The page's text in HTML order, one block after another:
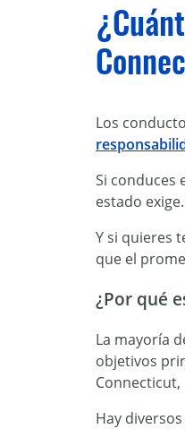
Los
Si conduces
estado
Y si quieres
que el
¿Por qué
La mayoría
objetivos
Hay